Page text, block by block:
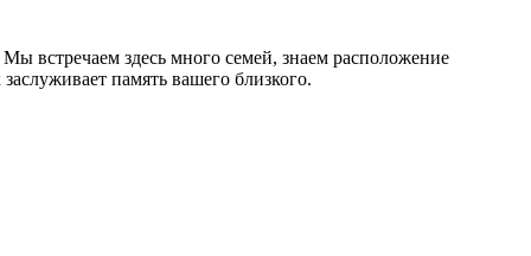
встречаем здесь много семей, знаем расположение
память вашего близкого.